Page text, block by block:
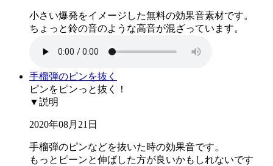
小さい爆発をイメージした無料の効果音素材です。
ちょっと鈴の音のような高音が混ざっています。
手榴弾のピンを抜く
ピンをピンっと抜く！
▼説明
2020年08月21日
手榴弾のピンなどを抜いた時の効果音です。
もっとピーンと伸ばした方が良いかもしれないです